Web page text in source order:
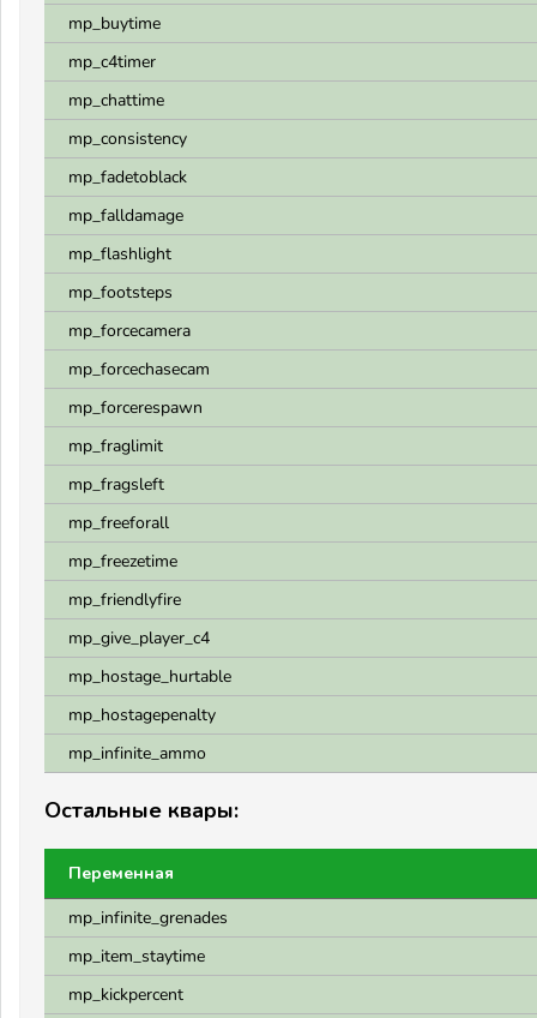
mp_buytime
mp_c4timer
mp_chattime
mp_consistency
mp_fadetoblack
mp_falldamage
mp_flashlight
mp_footsteps
mp_forcecamera
mp_forcechasecam
mp_forcerespawn
mp_fraglimit
mp_fragsleft
mp_freeforall
mp_freezetime
mp_friendlyfire
mp_give_player_c4
mp_hostage_hurtable
mp_hostagepenalty
mp_infinite_ammo
Остальные квары:
Переменная
mp_infinite_grenades
mp_item_staytime
mp_kickpercent